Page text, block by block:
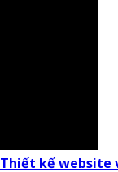
Thiết kế website